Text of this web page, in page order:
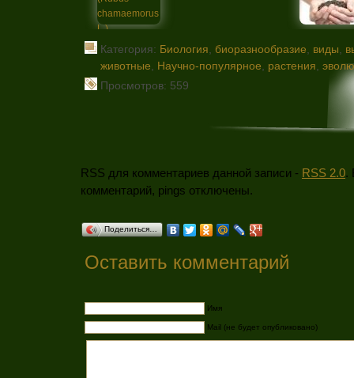
Категория: Биология, биоразнообразие, виды,
животные, Научно-популярное, растения,
Просмотров: 559
RSS для комментариев данной записи - RSS 2.0.
комментарий, pings отключены.
Поделиться…
Оставить комментарий
Имя
Mail (не будет опубликовано)